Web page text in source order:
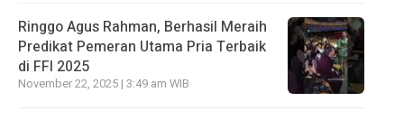
Ringgo Agus Rahman, Berhasil Meraih
Predikat Pemeran Utama Pria Terbaik
di FFI 2025
November 22, 2025 | 3:49 am WIB